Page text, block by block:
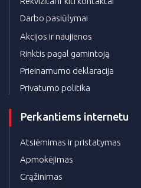
Darbo pasiūlymai
Akcijos ir naujienos
Rinktis pagal gamintoją
Prieinamumo deklaracija
Privatumo politika
Perkantiems internetu
Atsiėmimas ir pristatymas
Apmokėjimas
Grąžinimas